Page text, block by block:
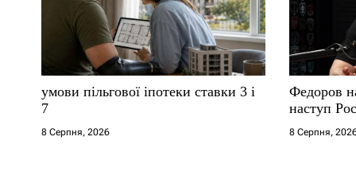
умови пільгової іпотеки ставки 3 і
7
8 Серпня, 2026
Федоров
наступ
8 Серпня,